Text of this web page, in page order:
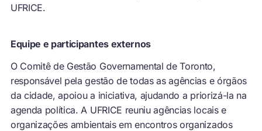
UFRICE.
Equipe e participantes externos
O Comitê de Gestão Governamental de Toronto,
responsável pela gestão de todas as agências e órgãos
da cidade, apoiou a iniciativa, ajudando a priorizá-la na
agenda política. A UFRICE reuniu agências locais e
organizações ambientais em encontros organizados